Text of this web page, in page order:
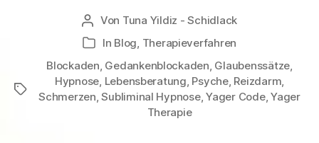
Beitragsautor
Von Tuna Yildiz - Schidlack
Kategorien
In Blog, Therapieverfahren
Schlagwörter
Blockaden, Gedankenblockaden, Glaubenssätze,
Hypnose, Lebensberatung, Psyche, Reizdarm,
Schmerzen,Subliminal Hypnose,Yager Code,Yager
Therapie